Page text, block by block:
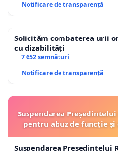
Notificare de transparență
Solicităm combaterea urii
cu dizabilități
7 652 semnături
Notificare de transparență
Suspendarea
pentru abuz de funcție
Suspendarea Președintelui